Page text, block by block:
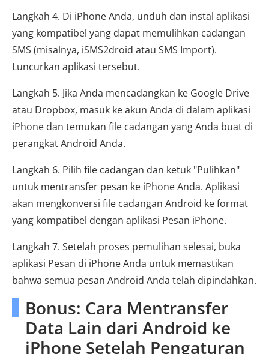
Langkah 4. Di iPhone Anda, unduh dan instal aplikasi
yang kompatibel yang dapat memulihkan cadangan
SMS (misalnya, iSMS2droid atau SMS Import).
Luncurkan aplikasi tersebut.
Langkah 5. Jika Anda mencadangkan ke Google Drive
atau Dropbox, masuk ke akun Anda di dalam aplikasi
iPhone dan temukan file cadangan yang Anda buat di
perangkat Android Anda.
Langkah 6. Pilih file cadangan dan ketuk "Pulihkan"
untuk mentransfer pesan ke iPhone Anda. Aplikasi
akan mengkonversi file cadangan Android ke format
yang kompatibel dengan aplikasi Pesan iPhone.
Langkah 7. Setelah proses pemulihan selesai, buka
aplikasi Pesan di iPhone Anda untuk memastikan
bahwa semua pesan Android Anda telah dipindahkan.
Bonus: Cara Mentransfer
Data Lain dari Android ke
iPhone Setelah Pengaturan